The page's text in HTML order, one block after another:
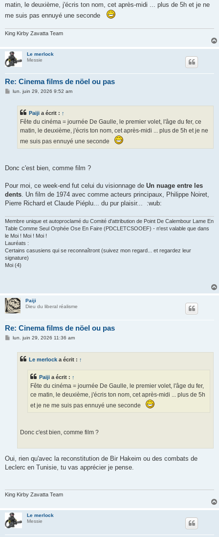
a
e
matin, le deuxième, j'écris ton nom, cet après-midi ... plus de 5h et je ne
me suis pas ennuyé une seconde
King Kirby Zavatta Team
Le merlock
Messie
Re: Cinema films de nöel ou pas
Mlun. juin 29, 2026 9:52 am
Paiji a écrit : ↑
Fête du cinéma = journée De Gaulle, le premier volet, l'âge du fer, ce
matin, le deuxième, j'écris ton nom, cet après-midi ... plus de 5h et je ne
me suis pas ennuyé une seconde
Donc c'est bien, comme film ?
Pour moi, ce week-end fut celui du visionnage de Un nuage entre les
dents . Un film de 1974 avec comme acteurs principaux, Philippe Noiret,
Pierre Richard et Claude Piéplu... du pur plaisir... :wub:
Membre unique et autoproclamé du Comité d'attribution de Point De Calembour Lame En
Table Comme Seul Orphée Ose En Faire (PDCLETCSOOEF) - n'est valable que dans
le Moi ! Moi ! Moi !
Lauréats :
Certains casusiens qui se reconnaîtront (suivez mon regard... et regardez leur
signature)
Moi (4)
Paiji
Dieu du liberal réalisme
Re: Cinema films de nöel ou pas
Mlun. juin 29, 2026 11:36 am
Le merlock a écrit : ↑
Paiji a écrit : ↑
Fête du cinéma = journée De Gaulle, le premier volet, l'âge du fer,
ce matin, le deuxième, j'écris ton nom, cet après-midi ... plus de 5h
et je ne me suis pas ennuyé une seconde
Donc c'est bien, comme film ?
Oui, rien qu'avec la reconstitution de Bir Hakeim ou des combats de
Leclerc en Tunisie, tu vas apprécier je pense.
King Kirby Zavatta Team
Le merlock
Messie